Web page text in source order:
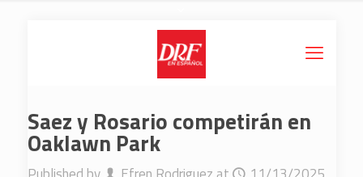
Saez y Rosario competirán en
Oaklawn Park